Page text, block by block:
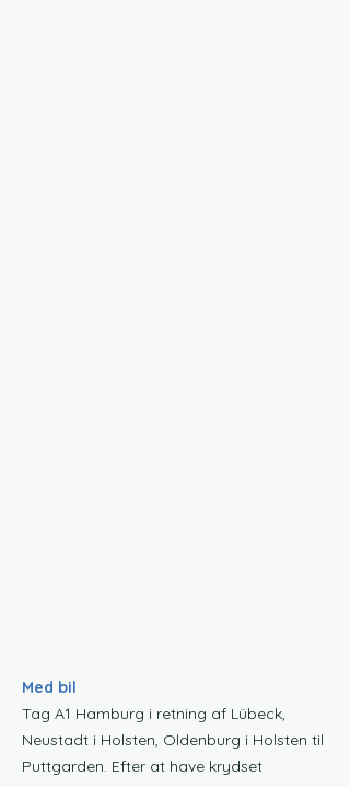
Med bil
Tag A1 Hamburg i retning af Lübeck,
Neustadt i Holsten, Oldenburg i Holsten til
Puttgarden. Efter at have krydset